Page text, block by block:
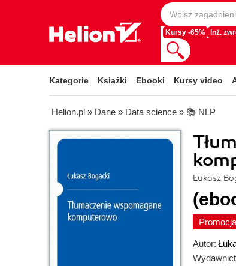
Kursy -65% Inż.
Kategorie Książki Ebooki Kursy video
Helion.pl » Dane » Data science » 📚 NLP
Łukasz
Promocja
Autor: